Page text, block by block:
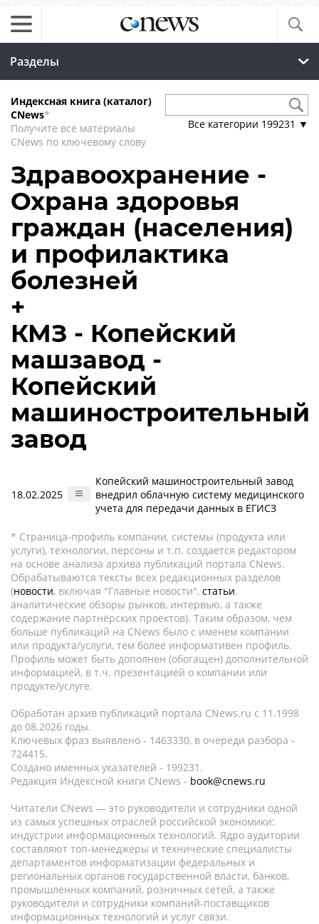
Разделы
Индексная книга (каталог)
CNews*
Получите все материалы
CNews по ключевому слову
Все категории 199231 ▼
Здравоохранение -
Охрана здоровья
граждан (населения)
и профилактика
болезней
+
КМЗ - Копейский
машзавод -
Копейский
машиностроительный
завод
18.02.2025
Копейский машиностроительный завод
внедрил облачную систему медицинского
учета для передачи данных в ЕГИСЗ
* Страница-профиль компании, системы (продукта или
услуги), технологии, персоны и т.п. создается редактором
на основе анализа архива публикаций портала CNews.
Обрабатываются тексты всех редакционных разделов
(новости, включая "Главные новости", статьи,
аналитические обзоры рынков, интервью, а также
содержание партнёрских проектов). Таким образом, чем
больше публикаций на CNews было с именем компании
или продукта/услуги, тем более информативен профиль.
Профиль может быть дополнен (обогащен) дополнительной
информацией, в т.ч. презентацией о компании или
продукте/услуге.
Обработан архив публикаций портала CNews.ru c 11.1998
до 08.2026 годы.
Ключевых фраз выявлено - 1463330, в очереди разбора -
724415.
Создано именных указателей - 199231.
Редакция Индексной книги CNews - book@cnews.ru
Читатели CNews — это руководители и сотрудники одной
из самых успешных отраслей российской экономики:
индустрии информационных технологий. Ядро аудитории
составляют топ-менеджеры и технические специалисты
департаментов информатизации федеральных и
региональных органов государственной власти, банков,
промышленных компаний, розничных сетей, а также
руководители и сотрудники компаний-поставщиков
информационных технологий и услуг связи.